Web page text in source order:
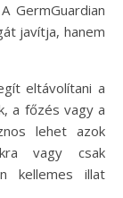
GermGuardian
javítja, hanem
eltávolítani a
a főzés vagy a
lehet azok
vagy csak
kellemes illat